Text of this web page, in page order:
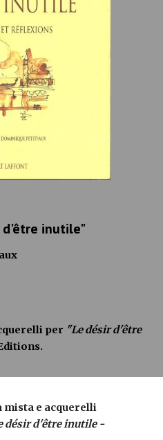
d'être inutile"
per "Le désir d'être
mista e acquerelli
désir d'être inutile -